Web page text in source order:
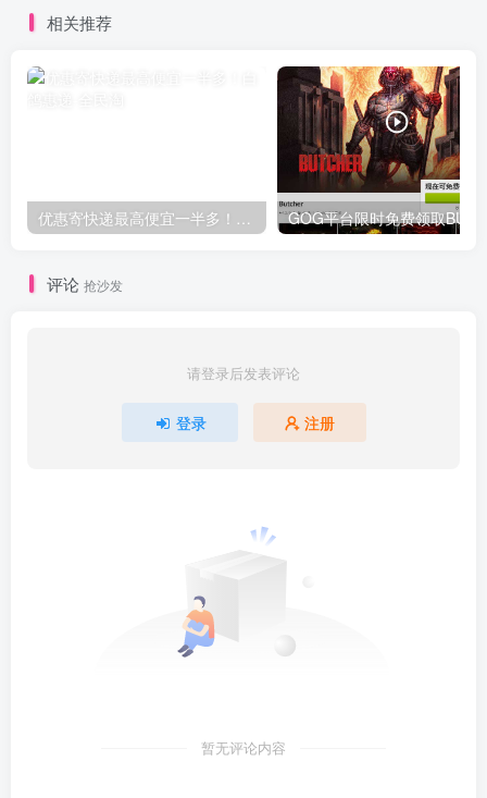
相关推荐
优惠寄快递最高便宜一半多！白鸽惠递
评论 抢沙发
请登录后发表评论
登录 注册
暂无评论内容